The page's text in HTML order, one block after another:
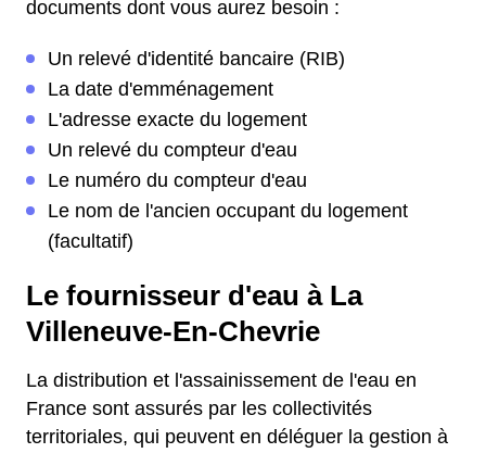
documents dont vous aurez besoin :
Un relevé d'identité bancaire (RIB)
La date d'emménagement
L'adresse exacte du logement
Un relevé du compteur d'eau
Le numéro du compteur d'eau
Le nom de l'ancien occupant du logement
(facultatif)
Le fournisseur d'eau à La
Villeneuve-En-Chevrie
La distribution et l'assainissement de l'eau en
France sont assurés par les collectivités
territoriales, qui peuvent en déléguer la gestion à